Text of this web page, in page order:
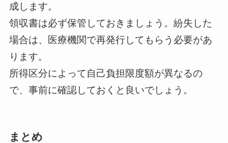
成します。
領収書は必ず保管しておきましょう。紛失した
場合は、医療機関で再発行してもらう必要があ
ります。
所得区分によって自己負担限度額が異なるの
で、事前に確認しておくと良いでしょう。
まとめ